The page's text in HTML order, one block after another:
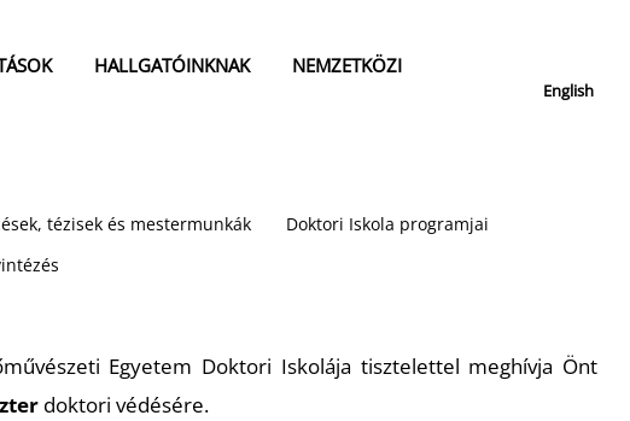
HALLGATÓINKNAK
NEMZETKÖZI
English
tézisek és mestermunkák
Doktori Iskola programjai
Egyetem Doktori Iskolája tisztelettel meghívja Önt
doktori védésére.